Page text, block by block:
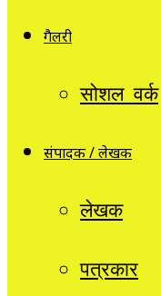
गैलरी
सोशल वर्क
संपादक / लेखक
लेखक
पत्रकार